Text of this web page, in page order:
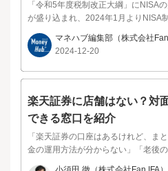
いる場合、まずはNISAの特徴をおさ
大切です。主な特徴を解説します。
が、その制限がなくなりました。旧制
みたてNISAは最長20年間、一般NISA
間の非課税期間が設けられておりま
課税保有期間を気にすることなく、
投資を行いやすくなりました。リニ
のNISAは、1年間に投資可能な上限額
ます。旧制度では年間投資枠がつみた
0万円、一般NISAは120万円で併用は
「令和5年度税制改正大綱」にNISA
が盛り込まれ、2024年1月よりNISA
れ変わりました。金融庁から発表され
容を見る限り、様々な運用ニーズに応
ができるよう、大幅に改良されている
いいでしょう。効率的に資産を増や
なくなりそうです。本記事ではNISA
点やメリット・デメリットについて
していきます。NISAの上手な活用は
の大きな後押しになるでしょう。本
の概要を把握したうえで、正しく理解
マネハブ編集部 （株式会社Fan
2024-12-20
楽天証券に店舗はない？対
できる窓口を紹介
「楽天証券の口座はあるけれど、ま
金の運用方法が分からない」「老後
切な資産だから、ネットだけでなく対